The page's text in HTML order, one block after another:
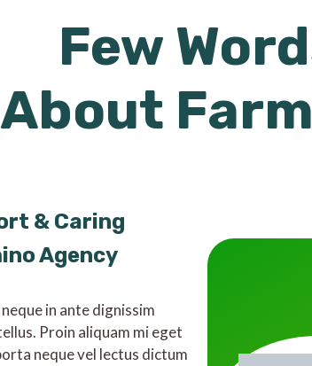
Few
About
& Caring
Agency
in ante dignissim
Proin aliquam mi eget
neque vel lectus dictum